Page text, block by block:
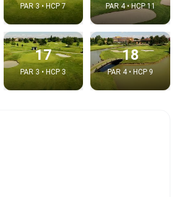
PAR 3 • HCP 7 PAR 4 • HCP 11
17
PAR 3 • HCP 3
18
PAR 4 • HCP 9